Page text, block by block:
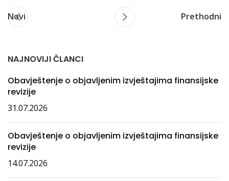
Novi Prethodni
NAJNOVIJI ČLANCI
Obavještenje o objavljenim izvještajima finansijske
revizije
31.07.2026
Obavještenje o objavljenim izvještajima finansijske
revizije
14.07.2026